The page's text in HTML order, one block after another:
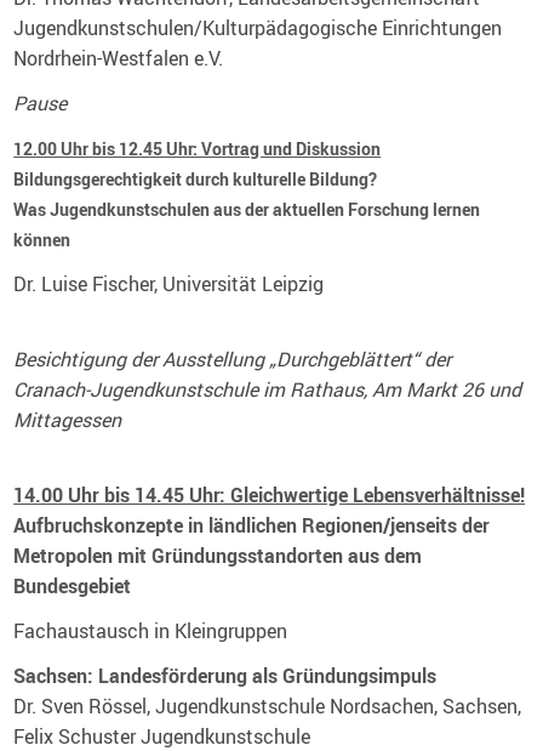
Jugendkunstschulen/Kulturpädagogische Einrichtungen
Nordrhein-Westfalen e.V.
Pause
12.00 Uhr bis 12.45 Uhr: Vortrag und Diskussion
Bildungsgerechtigkeit durch kulturelle Bildung?
Was Jugendkunstschulen aus der aktuellen Forschung lernen
können
Dr. Luise Fischer, Universität Leipzig
Besichtigung der Ausstellung „Durchgeblättert“ der
Cranach-Jugendkunstschule im Rathaus, Am Markt 26 und
Mittagessen
14.00 Uhr bis 14.45 Uhr: Gleichwertige Lebensverhältnisse!
Aufbruchskonzepte in ländlichen Regionen/jenseits der
Metropolen mit Gründungsstandorten aus dem
Bundesgebiet
Fachaustausch in Kleingruppen
Sachsen: Landesförderung als Gründungsimpuls
Dr. Sven Rössel, Jugendkunstschule Nordsachen, Sachsen,
Felix Schuster Jugendkunstschule